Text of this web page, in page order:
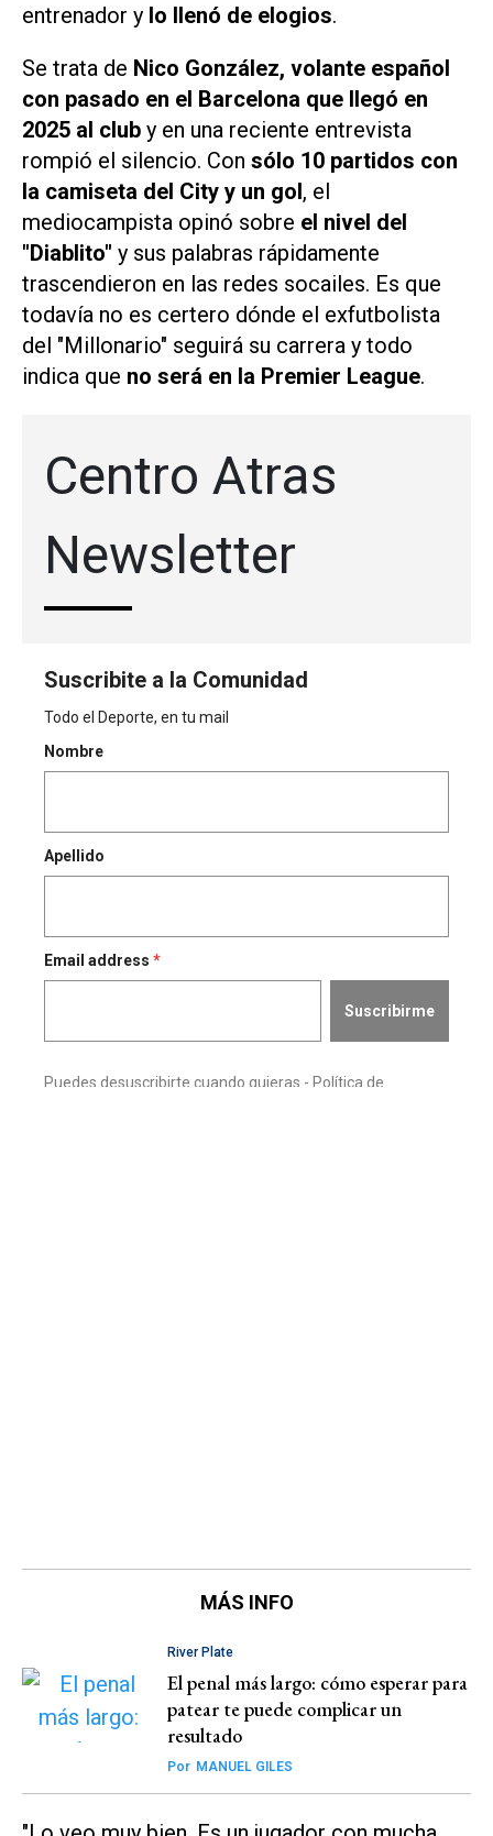
entrenador y lo llenó de elogios.
Se trata de Nico González, volante español
con pasado en el Barcelona que llegó en
2025 al club y en una reciente entrevista
rompió el silencio. Con sólo 10 partidos con
la camiseta del City y un gol, el
mediocampista opinó sobre el nivel del
"Diablito" y sus palabras rápidamente
trascendieron en las redes socailes. Es que
todavía no es certero dónde el exfutbolista
del "Millonario" seguirá su carrera y todo
indica que no será en la Premier League.
MÁS INFO
River Plate
El penal más largo: cómo esperar para
patear te puede complicar un
resultado
Por MANUEL GILES